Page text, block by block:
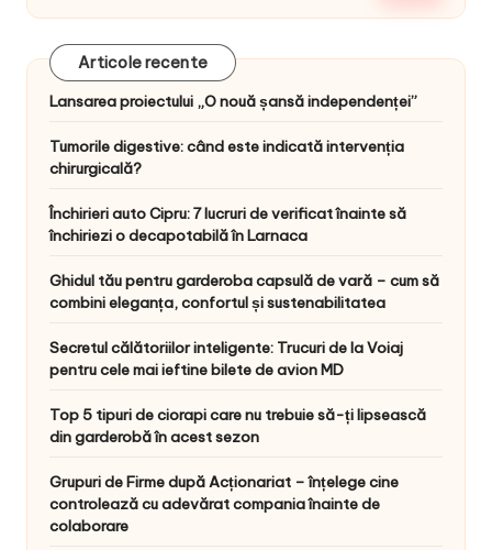
Articole recente
Lansarea proiectului „O nouă șansă independenței”
Tumorile digestive: când este indicată intervenția
chirurgicală?
Închirieri auto Cipru: 7 lucruri de verificat înainte să
închiriezi o decapotabilă în Larnaca
Ghidul tău pentru garderoba capsulă de vară – cum să
combini eleganța, confortul și sustenabilitatea
Secretul călătoriilor inteligente: Trucuri de la Voiaj
pentru cele mai ieftine bilete de avion MD
Top 5 tipuri de ciorapi care nu trebuie să-ți lipsească
din garderobă în acest sezon
Grupuri de Firme după Acționariat – înțelege cine
controlează cu adevărat compania înainte de
colaborare